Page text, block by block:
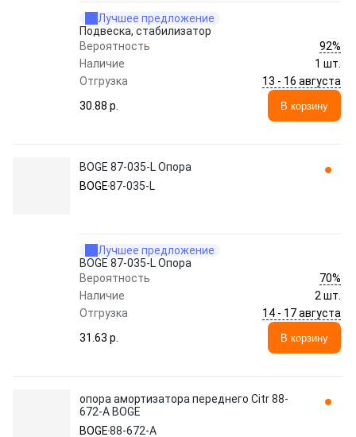
Лучшее предложение
Подвеска, стабилизатор
Вероятность
92%
Наличие
1 шт.
Отгрузка
13 - 16 августа
30.88 p.
В корзину
BOGE 87-035-L Опора
BOGE87-035-L
Лучшее предложение
BOGE 87-035-L Опора
Вероятность
70%
Наличие
2 шт.
Отгрузка
14 - 17 августа
31.63 p.
В корзину
опора амортизатора переднего Citr 88-
672-A BOGE
BOGE88-672-A